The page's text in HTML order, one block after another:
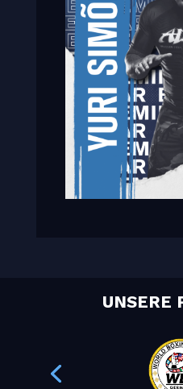
UNSERE